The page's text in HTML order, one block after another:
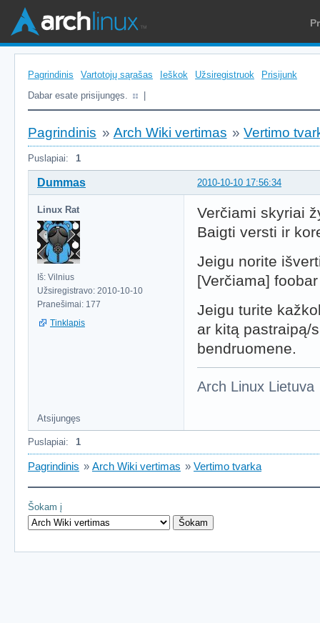
Pagrindinis Vartotojų sąrašas Ieškok Užsiregistruok
Prisijunk
Dabar esate prisijungęs.
Pagrindinis » Arch Wiki vertimas »Vertimo
Puslapiai: 1
2010-10-10 17:56:34
Dummas
Linux Rat
Iš: Vilnius
Užsiregistravo: 2010-10-10
Pranešimai: 177
Tinklapis
Verčiami skyriai
Baigti versti ir
Jeigu norite
[Verčiama]
Jeigu turite
ar kitą pastraipą/
bendruomene.
Arch Linux Lietuva
Atsijungęs
Puslapiai: 1
Pagrindinis » Arch Wiki vertimas » Vertimo tvarka
Šokam į